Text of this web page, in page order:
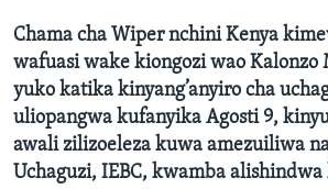
Chama cha Wiper nchini Kenya
wafuasi wake kiongozi wao Kalonzo
yuko katika kinyang’anyiro cha
uliopangwa kufanyika Agosti 9,
awali zilizoeleza kuwa amezuiliwa
Uchaguzi, IEBC, kwamba